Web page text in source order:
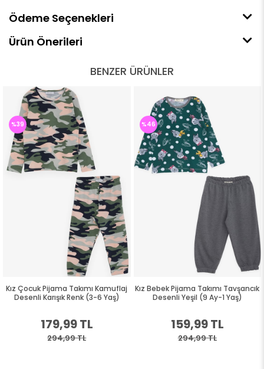
Ödeme Seçenekleri
Ürün Önerileri
BENZER ÜRÜNLER
Kız Çocuk Pijama Takımı Kamuflaj
Desenli Karışık Renk (3-6 Yaş)
179,99 TL
294,99 TL
%39
Kız Bebek Pijama Takımı Tavşancık
Desenli Yeşil (9 Ay-1 Yaş)
159,99 TL
294,99 TL
%46